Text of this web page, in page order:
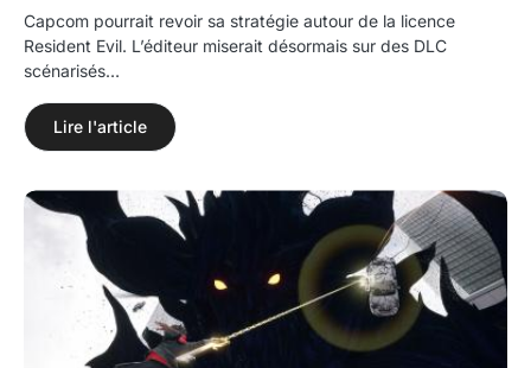
Capcom pourrait revoir sa stratégie autour de la licence
Resident Evil. L’éditeur miserait désormais sur des DLC
scénarisés…
Lire l'article